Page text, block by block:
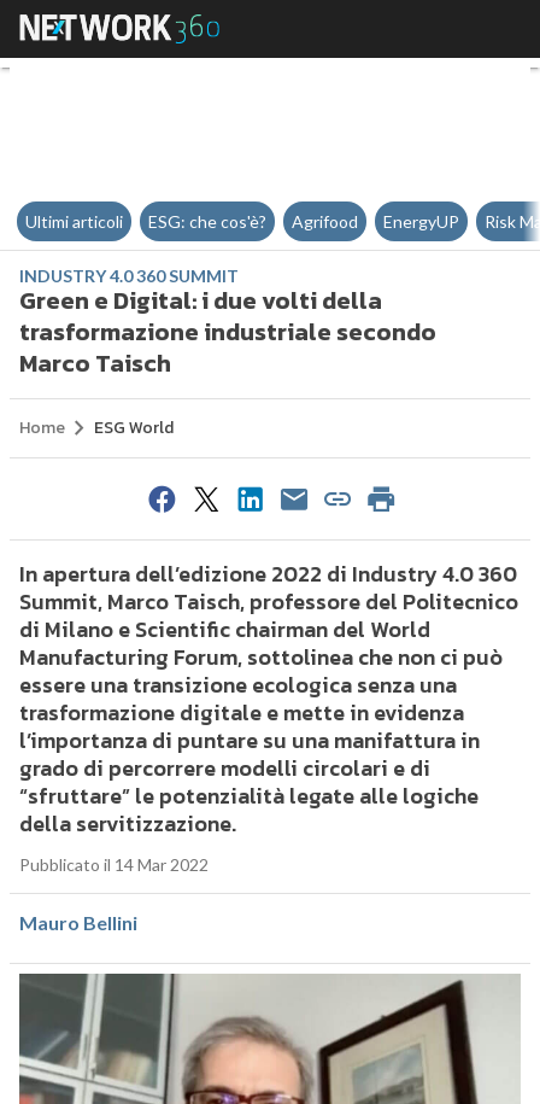
Green e Digital: i due volti della
Ultimi articoli ESG: che cos'è? Agrifood EnergyUP Risk
INDUSTRY 4.0 360 SUMMIT
Green e Digital: i due volti della
trasformazione industriale secondo
Marco Taisch
Home ESG World
In apertura dell’edizione 2022 di Industry 4.0 360
Summit, Marco Taisch, professore del Politecnico
di Milano e Scientific chairman del World
Manufacturing Forum, sottolinea che non ci può
essere una transizione ecologica senza una
trasformazione digitale e mette in evidenza
l’importanza di puntare su una manifattura in
grado di percorrere modelli circolari e di
“sfruttare” le potenzialità legate alle logiche
della servitizzazione.
Pubblicato il 14 Mar 2022
Mauro Bellini